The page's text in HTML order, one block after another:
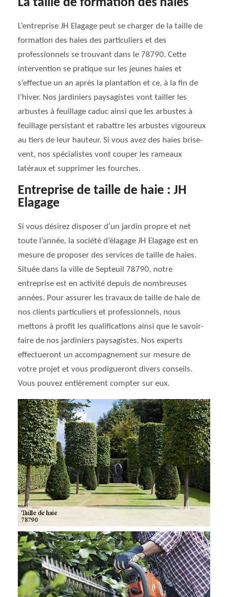
La taille de formation des haies
L’entreprise JH Elagage peut se charger de la taille de
formation des haies des particuliers et des
professionnels se trouvant dans le 78790. Cette
intervention se pratique sur les jeunes haies et
s’effectue un an après la plantation et ce, à la fin de
l’hiver. Nos jardiniers paysagistes vont tailler les
arbustes à feuillage caduc ainsi que les arbustes à
feuillage persistant et rabattre les arbustes vigoureux
au tiers de leur hauteur. Si vous avez des haies brise-
vent, nos spécialistes vont couper les rameaux
latéraux et supprimer les fourches.
Entreprise de taille de haie : JH
Elagage
Si vous désirez disposer d’un jardin propre et net
toute l’année, la société d’élagage JH Elagage est en
mesure de proposer des services de taille de haies.
Située dans la ville de Septeuil 78790, notre
entreprise est en activité depuis de nombreuses
années. Pour assurer les travaux de taille de haie de
nos clients particuliers et professionnels, nous
mettons à profit les qualifications ainsi que le savoir-
faire de nos jardiniers paysagistes. Nos experts
effectueront un accompagnement sur mesure de
votre projet et vous prodigueront divers conseils.
Vous pouvez entièrement compter sur eux.